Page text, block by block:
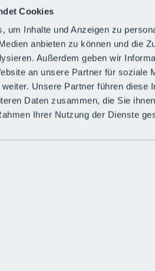
Cookies
um Inhalte und Anzeigen zu
anbieten zu können und die
Außerdem geben wir
an unsere Partner für soziale
Unsere Partner führen diese
Daten zusammen, die Sie
Ihrer Nutzung der Dienste
Wetter
Hüttenstatus
Livecams
Urlaubsregion